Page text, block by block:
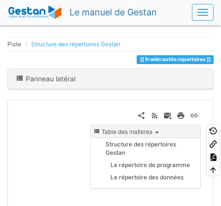
Le manuel de Gestan
Piste Structure des répertoires Gestan
fr:wiki:outils:repertoires
Panneau latéral
Table des matières
Structure des répertoires
Gestan
Le répertoire de programme
Le répertoire des données